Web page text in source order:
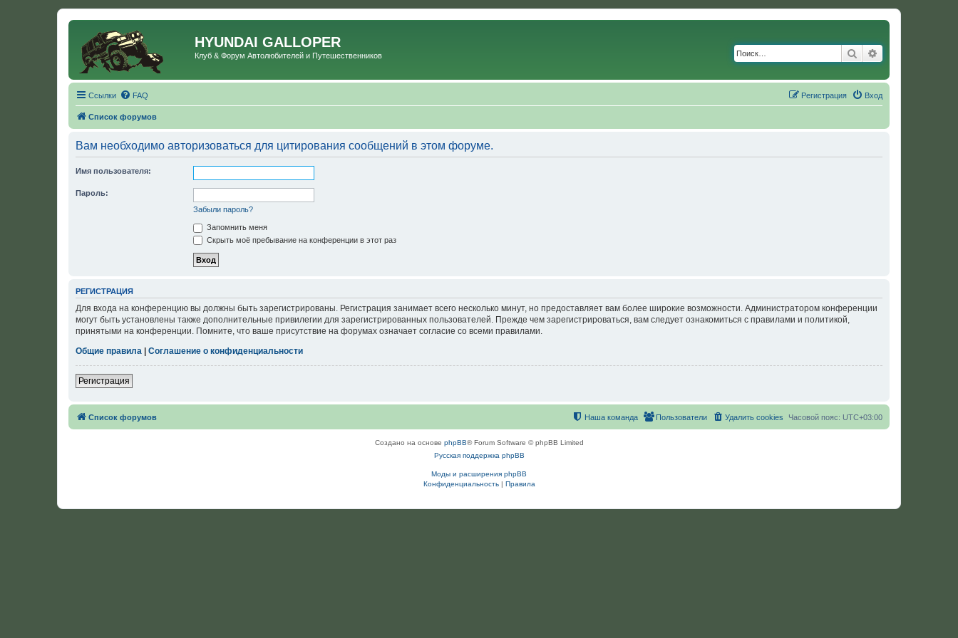
HYUNDAI GALLOPER
Клуб & Форум Автолюбителей и Путешественников Поиск
Ссылки FAQ Вход
Регистрация
Список форумов
Вам необходимо авторизоваться для цитирования сообщений в этом форуме.
Имя пользователя:
Пароль:
Забыли пароль?
Запомнить меня
Скрыть моё пребывание на конференции в этот раз
РЕГИСТРАЦИЯ
Для входа на конференцию вы должны быть зарегистрированы. Регистрация занимает всего несколько минут, но предоставляет вам более широкие возможности. Администратором конференции
могут быть установлены также дополнительные привилегии для зарегистрированных пользователей. Прежде чем зарегистрироваться, вам следует ознакомиться с правилами и политикой,
принятыми на конференции. Помните, что ваше присутствие на форумах означает согласие со всеми правилами.
Общие правила | Соглашение о конфиденциальности
Регистрация
Список форумов Часовой пояс: UTC+03:00
Удалить cookies
Пользователи
Наша команда
Создано на основе phpBB® Forum Software © phpBB Limited
Русская поддержка phpBB
Моды и расширения phpBB
Конфиденциальность| Правила